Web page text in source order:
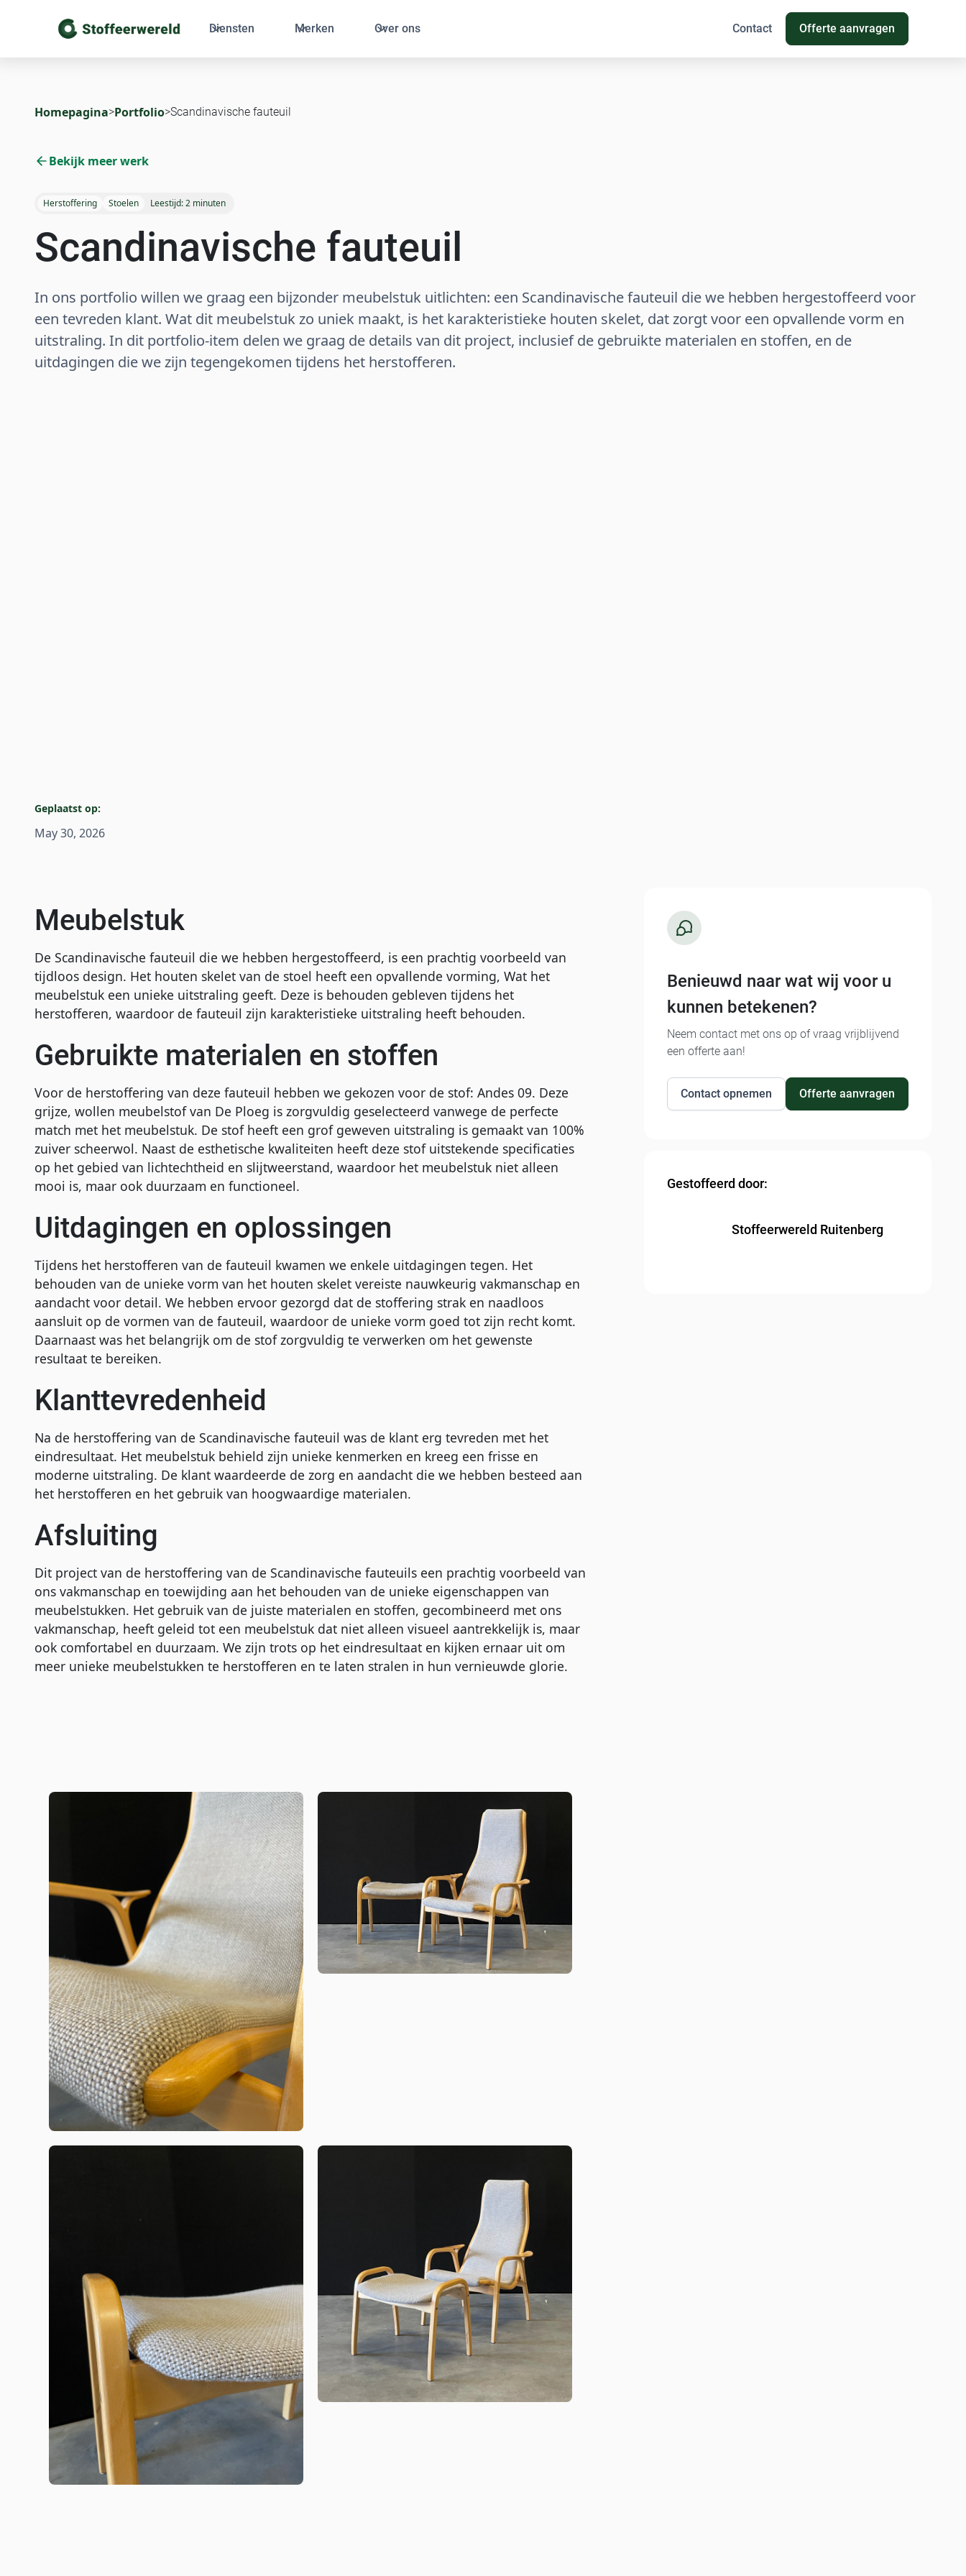
Diensten Merken Over ons Contact Offerte aanvragen
Homepagina>Portfolio>Scandinavische fauteuil
Bekijk meer werk
Herstoffering Stoelen Leestijd:2 minuten
Scandinavische fauteuil
In ons portfolio willen we graag een bijzonder meubelstuk uitlichten: een Scandinavische fauteuil die we hebben hergestoffeerd voor
een tevreden klant. Wat dit meubelstuk zo uniek maakt, is het karakteristieke houten skelet, dat zorgt voor een opvallende vorm en
uitstraling. In dit portfolio-item delen we graag de details van dit project, inclusief de gebruikte materialen en stoffen, en de
uitdagingen die we zijn tegengekomen tijdens het herstofferen.
Geplaatst op:
May 30, 2026
Meubelstuk
De Scandinavische fauteuil die we hebben hergestoffeerd, is een prachtig voorbeeld van
tijdloos design. Het houten skelet van de stoel heeft een opvallende vorming, Wat het
meubelstuk een unieke uitstraling geeft. Deze is behouden gebleven tijdens het
herstofferen, waardoor de fauteuil zijn karakteristieke uitstraling heeft behouden.
Gebruikte materialen en stoffen
Voor de herstoffering van deze fauteuil hebben we gekozen voor de stof: Andes 09. Deze
grijze, wollen meubelstof van De Ploeg is zorgvuldig geselecteerd vanwege de perfecte
match met het meubelstuk. De stof heeft een grof geweven uitstraling is gemaakt van 100%
zuiver scheerwol. Naast de esthetische kwaliteiten heeft deze stof uitstekende specificaties
op het gebied van lichtechtheid en slijtweerstand, waardoor het meubelstuk niet alleen
mooi is, maar ook duurzaam en functioneel.
Uitdagingen en oplossingen
Tijdens het herstofferen van de fauteuil kwamen we enkele uitdagingen tegen. Het
behouden van de unieke vorm van het houten skelet vereiste nauwkeurig vakmanschap en
aandacht voor detail. We hebben ervoor gezorgd dat de stoffering strak en naadloos
aansluit op de vormen van de fauteuil, waardoor de unieke vorm goed tot zijn recht komt.
Daarnaast was het belangrijk om de stof zorgvuldig te verwerken om het gewenste
resultaat te bereiken.
Klanttevredenheid
Na de herstoffering van de Scandinavische fauteuil was de klant erg tevreden met het
eindresultaat. Het meubelstuk behield zijn unieke kenmerken en kreeg een frisse en
moderne uitstraling. De klant waardeerde de zorg en aandacht die we hebben besteed aan
het herstofferen en het gebruik van hoogwaardige materialen.
Afsluiting
Dit project van de herstoffering van de Scandinavische fauteuils een prachtig voorbeeld van
ons vakmanschap en toewijding aan het behouden van de unieke eigenschappen van
meubelstukken. Het gebruik van de juiste materialen en stoffen, gecombineerd met ons
vakmanschap, heeft geleid tot een meubelstuk dat niet alleen visueel aantrekkelijk is, maar
ook comfortabel en duurzaam. We zijn trots op het eindresultaat en kijken ernaar uit om
meer unieke meubelstukken te herstofferen en te laten stralen in hun vernieuwde glorie.
Benieuwd naar wat wij voor u
kunnen betekenen?
Neem contact met ons op of vraag vrijblijvend
een offerte aan!
Contact opnemen Offerte aanvragen
Gestoffeerd door:
Stoffeerwereld Ruitenberg